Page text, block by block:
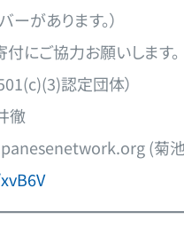
ーがあります。）
にご協力お願いします。
認定団体）
徹
(菊